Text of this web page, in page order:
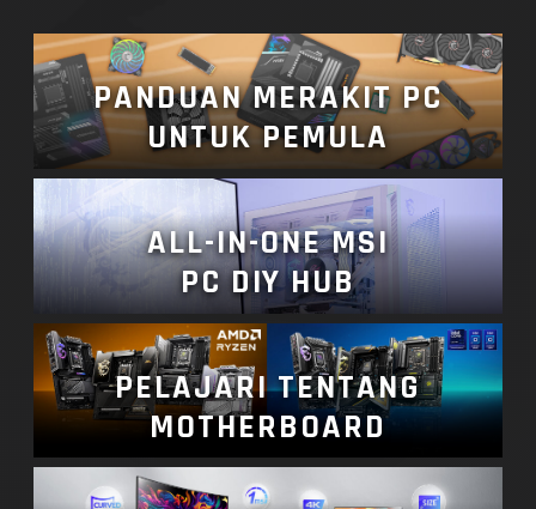
PANDUAN MERAKIT PC
UNTUK PEMULA
ALL-IN-ONE MSI
PC DIY HUB
PELAJARI TENTANG
MOTHERBOARD